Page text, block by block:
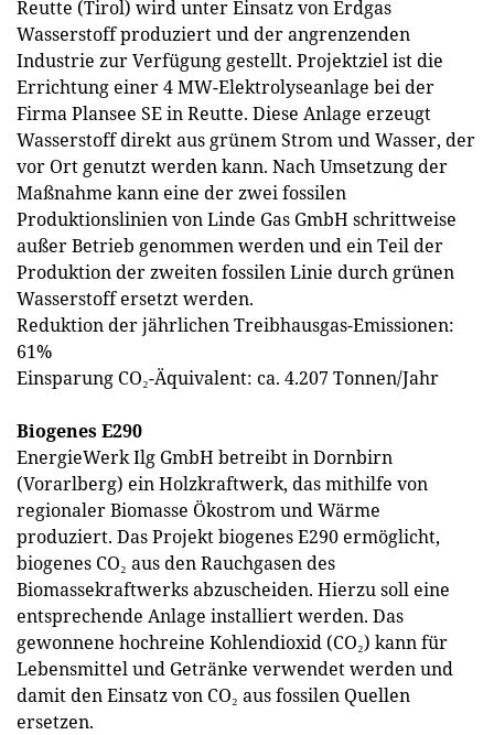
Reutte (Tirol) wird unter Einsatz von Erdgas
Wasserstoff produziert und der angrenzenden
Industrie zur Verfügung gestellt. Projektziel ist die
Errichtung einer 4 MW-Elektrolyseanlage bei der
Firma Plansee SE in Reutte. Diese Anlage erzeugt
Wasserstoff direkt aus grünem Strom und Wasser, der
vor Ort genutzt werden kann. Nach Umsetzung der
Maßnahme kann eine der zwei fossilen
Produktionslinien von Linde Gas GmbH schrittweise
außer Betrieb genommen werden und ein Teil der
Produktion der zweiten fossilen Linie durch grünen
Wasserstoff ersetzt werden.
Reduktion der jährlichen Treibhausgas-Emissionen:
61%
Einsparung CO₂-Äquivalent: ca. 4.207 Tonnen/Jahr
Biogenes E290
EnergieWerk Ilg GmbH betreibt in Dornbirn
(Vorarlberg) ein Holzkraftwerk, das mithilfe von
regionaler Biomasse Ökostrom und Wärme
produziert. Das Projekt biogenes E290 ermöglicht,
biogenes CO₂ aus den Rauchgasen des
Biomassekraftwerks abzuscheiden. Hierzu soll eine
entsprechende Anlage installiert werden. Das
gewonnene hochreine Kohlendioxid (CO₂) kann für
Lebensmittel und Getränke verwendet werden und
damit den Einsatz von CO₂ aus fossilen Quellen
ersetzen.